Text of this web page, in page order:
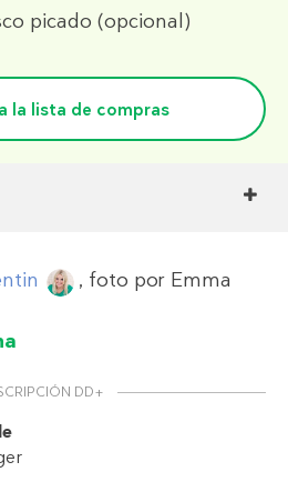
picado (opcional)
la lista de compras
, foto por Emma
DD+